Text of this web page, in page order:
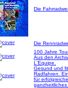
Die
Die
100 Jahre
Aus den
L'Equipe.
Gesund und
Radfahren.
für